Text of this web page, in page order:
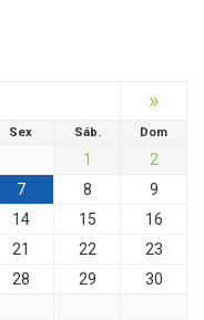
»
Sex Sáb. Dom
1
2
7 8
9
14 15
16
21 22
23
28 29
30